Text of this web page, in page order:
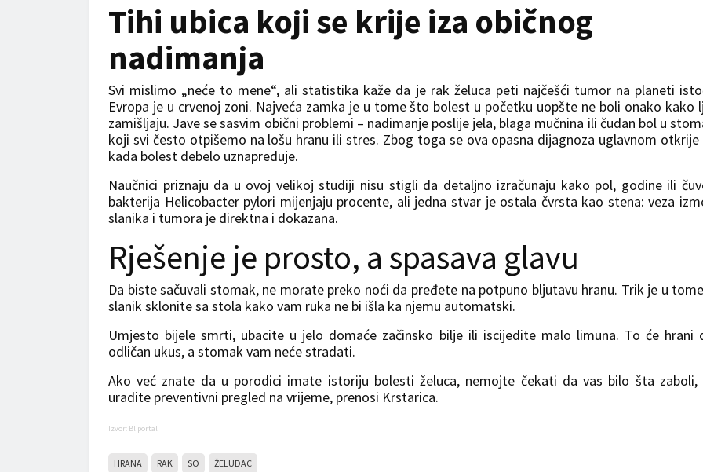
Tihi ubica koji se krije iza običnog
nadimanja
Svi mislimo „neće to mene“, ali statistika kaže da je rak želuca peti najčešći tumor na planeti
Evropa je u crvenoj zoni. Najveća zamka je u tome što bolest u početku uopšte ne boli onako kako
zamišljaju. Jave se sasvim obični problemi – nadimanje poslije jela, blaga mučnina ili čudan bol u
koji svi često otpišemo na lošu hranu ili stres. Zbog toga se ova opasna dijagnoza uglavnom
kada bolest debelo uznapreduje.
Naučnici priznaju da u ovoj velikoj studiji nisu stigli da detaljno izračunaju kako pol, godine ili
bakterija Helicobacter pylori mijenjaju procente, ali jedna stvar je ostala čvrsta kao stena: veza
slanika i tumora je direktna i dokazana.
Rješenje je prosto, a spasava glavu
Da biste sačuvali stomak, ne morate preko noći da pređete na potpuno bljutavu hranu. Trik je u
slanik sklonite sa stola kako vam ruka ne bi išla ka njemu automatski.
Umjesto bijele smrti, ubacite u jelo domaće začinsko bilje ili iscijedite malo limuna. To će hrani
odličan ukus, a stomak vam neće stradati.
Ako već znate da u porodici imate istoriju bolesti želuca, nemojte čekati da vas bilo šta zaboli,
uradite preventivni pregled na vrijeme, prenosi Krstarica.
Izvor: Bl portal
HRANA RAK SO ŽELUDAC